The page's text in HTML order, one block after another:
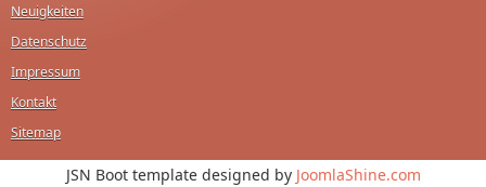
Neuigkeiten
Datenschutz
Impressum
Kontakt
Sitemap
JSN Boot template designed by JoomlaShine.com